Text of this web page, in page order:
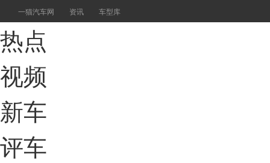
一猫汽车网 资讯 车型库
热点
视频
新车
评车